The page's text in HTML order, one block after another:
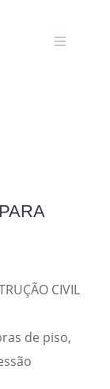
CIVIL
de piso,